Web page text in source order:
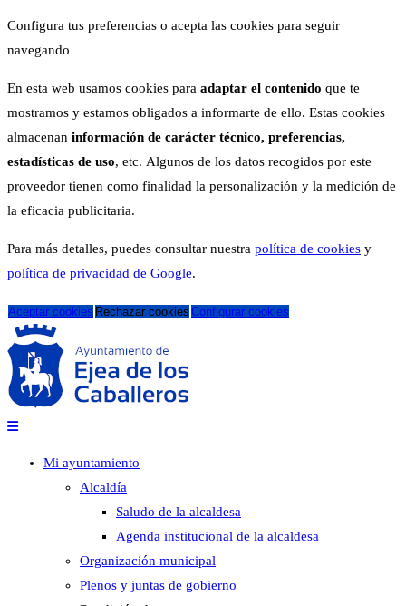
Configura tus preferencias o acepta las cookies para seguir
navegando
En esta web usamos cookies para adaptar el contenido que te
mostramos y estamos obligados a informarte de ello. Estas cookies
almacenan información de carácter técnico, preferencias,
estadísticas de uso, etc. Algunos de los datos recogidos por este
proveedor tienen como finalidad la personalización y la medición de
la eficacia publicitaria.
Para más detalles, puedes consultar nuestra política de cookies y
política de privacidad de Google.
Aceptar cookies Rechazar cookies Configurar cookies
Mi ayuntamiento
Alcaldía
Saludo de la alcaldesa
Agenda institucional de la alcaldesa
Organización municipal
Plenos y juntas de gobierno